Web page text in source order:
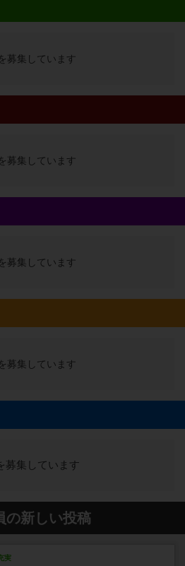
募集しています
募集しています
募集しています
募集しています
募集しています
の新しい投稿
実